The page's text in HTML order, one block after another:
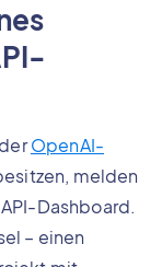
OpenAI-
melden
Dashboard.
– einen